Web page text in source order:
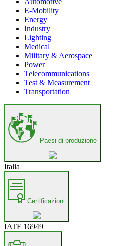
E-Mobility
Energy
Industry
Lighting
Medical
Military & Aerospace
Power
Telecommunications
Test & Measurement
Transportation
Paesi di produzione
Italia
Certificazioni
IATF 16949